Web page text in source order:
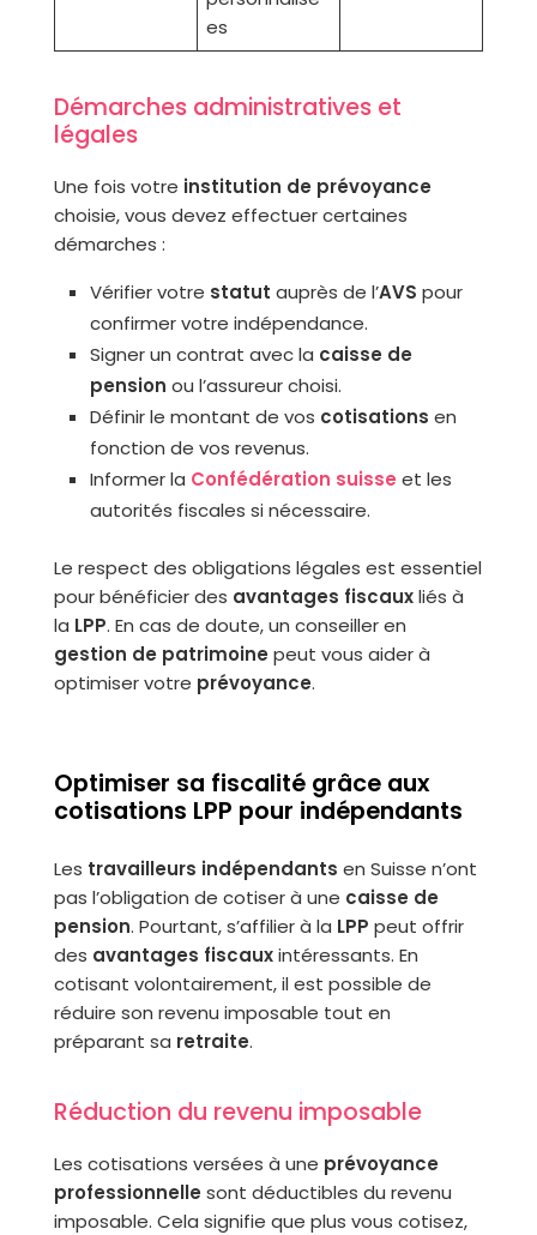
es
Démarches administratives et
légales
Une fois votre institution de prévoyance
choisie, vous devez effectuer certaines
démarches :
Vérifier votre statut auprès de l’AVS pour
confirmer votre indépendance.
Signer un contrat avec la caisse de
pension ou l’assureur choisi.
Définir le montant de vos cotisations en
fonction de vos revenus.
Informer la Confédération suisse et les
autorités fiscales si nécessaire.
Le respect des obligations légales est essentiel
pour bénéficier des avantages fiscauxliés à
la LPP. En cas de doute, un conseiller en
gestion de patrimoine peut vous aider à
optimiser votre prévoyance.
Optimiser sa fiscalité grâce aux
cotisations LPP pour indépendants
Les travailleurs indépendants en Suisse n’ont
pas l’obligation de cotiser à une caisse de
pension. Pourtant, s’affilier à la LPP peut offrir
des avantages fiscauxintéressants. En
cotisant volontairement, il est possible de
réduire son revenu imposable tout en
préparant sa retraite.
Réduction du revenu imposable
Les cotisations versées à une prévoyance
professionnelle sont déductibles du revenu
imposable. Cela signifie que plus vous cotisez,